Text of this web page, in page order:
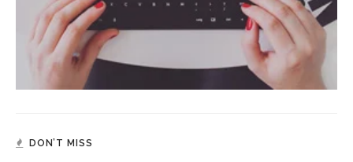
DON’T MISS